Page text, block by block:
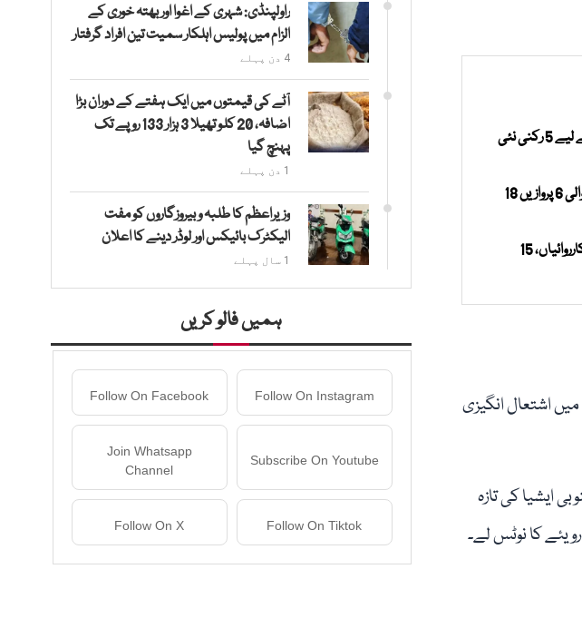
میر رضا قتل کیس کی تحقیقات کے لیے 5 رکنی نئی
پی آئی اے کی سعودی عرب جانے والی 6 پروازیں 18
بلوچستان میں سکیورٹی فورسز کی کارروائیاں، 15
اشتعال انگیزی
ایشیا کی تازہ
کا نوٹس لے۔
راولپنڈی: شہری کے اغوا اور بھتہ خوری کے
الزام میں پولیس اہلکار سمیت تین افراد گرفتار
4 دن پہلے
آٹے کی قیمتوں میں ایک ہفتے کے دوران بڑا
اضافہ، 20 کلو تھیلا 3 ہزار 133 روپے تک
پہنچ گیا
1 دن پہلے
وزیراعظم کا طلبہ و بیروزگاروں کو مفت
الیکٹرک بائیکس اور لوڈر دینے کا اعلان
1 سال پہلے
ہمیں فالو کریں
Follow On Instagram
Follow On Facebook
Subscribe On Youtube
Join Whatsapp
Channel
Follow On Tiktok
Follow On X